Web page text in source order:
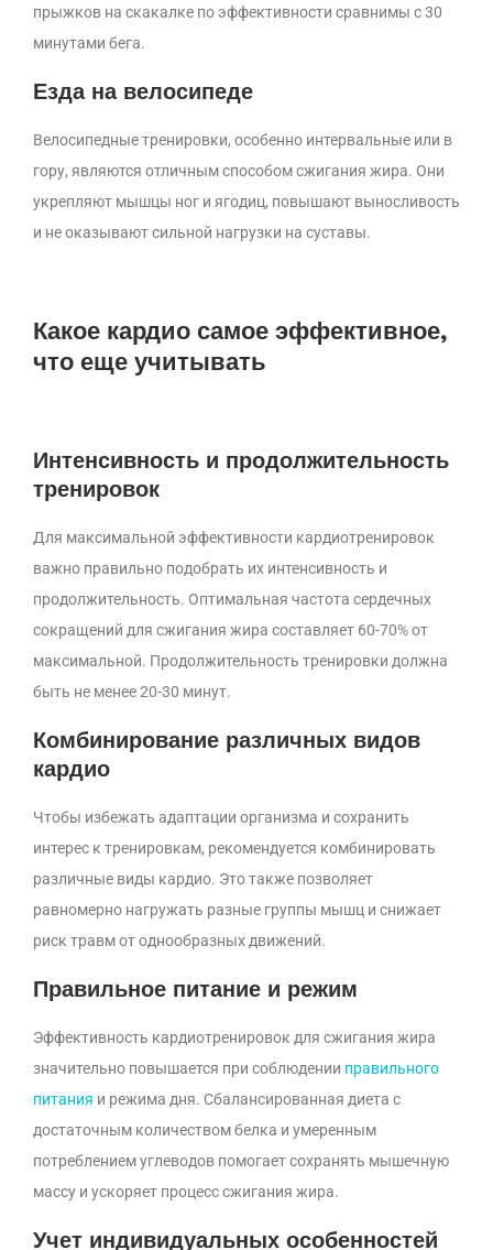
прыжков на скакалке по эффективности сравнимы с 30
минутами бега.
Езда на велосипеде
Велосипедные тренировки, особенно интервальные или в
гору, являются отличным способом сжигания жира. Они
укрепляют мышцы ног и ягодиц, повышают выносливость
и не оказывают сильной нагрузки на суставы.
Какое кардио самое эффективное,
что еще учитывать
Интенсивность и продолжительность
тренировок
Для максимальной эффективности кардиотренировок
важно правильно подобрать их интенсивность и
продолжительность. Оптимальная частота сердечных
сокращений для сжигания жира составляет 60-70% от
максимальной. Продолжительность тренировки должна
быть не менее 20-30 минут.
Комбинирование различных видов
кардио
Чтобы избежать адаптации организма и сохранить
интерес к тренировкам, рекомендуется комбинировать
различные виды кардио. Это также позволяет
равномерно нагружать разные группы мышц и снижает
риск травм от однообразных движений.
Правильное питание и режим
Эффективность кардиотренировок для сжигания жира
значительно повышается при соблюдении правильного
питания и режима дня. Сбалансированная диета с
достаточным количеством белка и умеренным
потреблением углеводов помогает сохранять мышечную
массу и ускоряет процесс сжигания жира.
Учет индивидуальных особенностей